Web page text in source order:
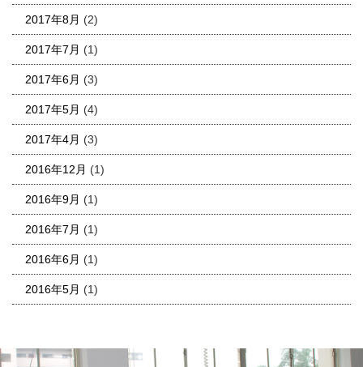
2017年8月 (2)
2017年7月 (1)
2017年6月 (3)
2017年5月 (4)
2017年4月 (3)
2016年12月 (1)
2016年9月 (1)
2016年7月 (1)
2016年6月 (1)
2016年5月 (1)